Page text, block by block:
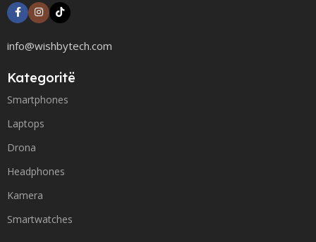
info@wishbytech.com
Kategoritë
Smartphones
Laptops
Drona
Headphones
Kamera
Smartwatches